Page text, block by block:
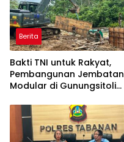
Berita
Bakti TNI untuk Rakyat,
Pembangunan Jembatan
Modular di Gunungsitoli
Abutmen